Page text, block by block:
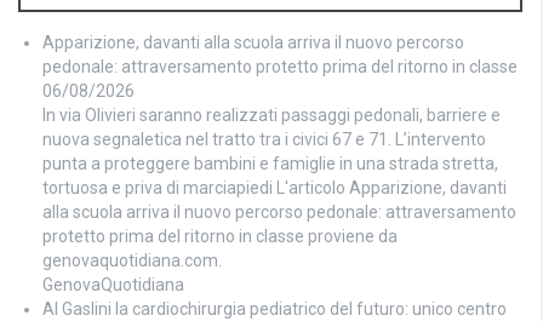
Apparizione, davanti alla scuola arriva il nuovo percorso
pedonale: attraversamento protetto prima del ritorno in classe
06/08/2026
In via Olivieri saranno realizzati passaggi pedonali, barriere e
nuova segnaletica nel tratto tra i civici 67 e 71. L’intervento
punta a proteggere bambini e famiglie in una strada stretta,
tortuosa e priva di marciapiedi L'articolo Apparizione, davanti
alla scuola arriva il nuovo percorso pedonale: attraversamento
protetto prima del ritorno in classe proviene da
genovaquotidiana.com.
GenovaQuotidiana
Al Gaslini la cardiochirurgia pediatrico del futuro: unico centro